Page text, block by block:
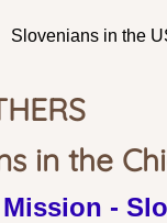
in the
-
Slovenians in the